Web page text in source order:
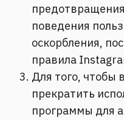
поведения
оскорбления,
правила
Для того, чтобы
прекратить
программы для